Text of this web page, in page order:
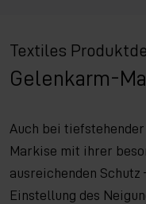
Textiles
Gelenkarm-
Auch bei
Markise mit ihrer
ausreichenden
Einstellung des